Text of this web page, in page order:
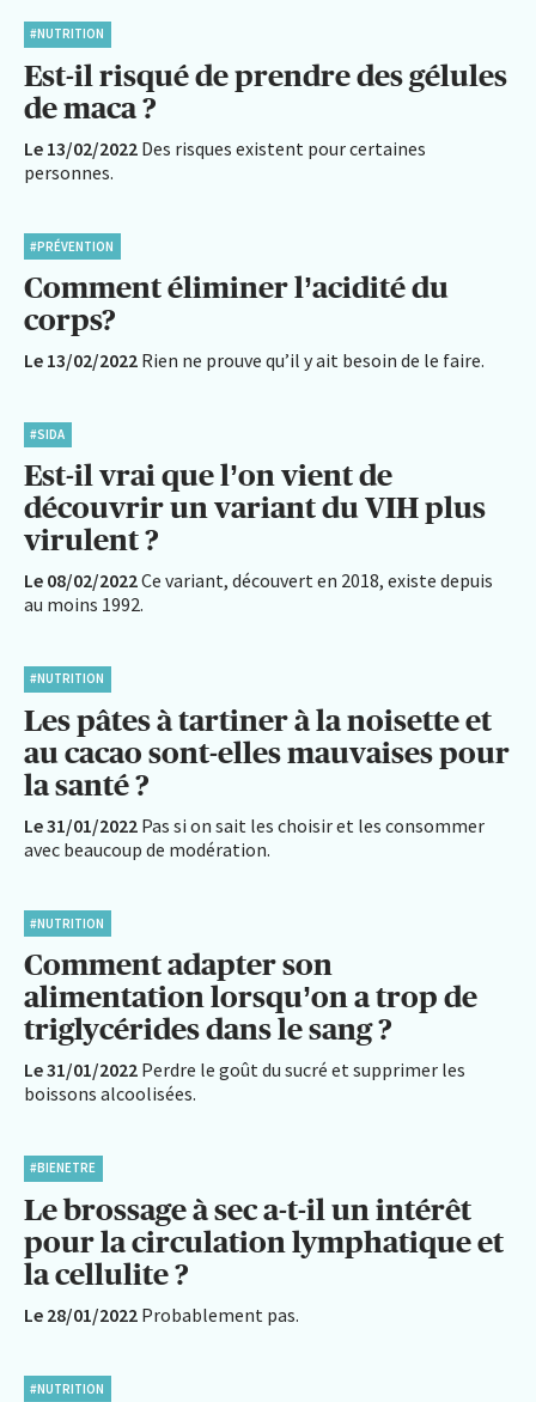
#NUTRITION
Est-il risqué de prendre des gélules
de maca ?
Le 13/02/2022 Des risques existent pour certaines
personnes.
#PRÉVENTION
Comment éliminer l’acidité du
corps?
Le 13/02/2022 Rien ne prouve qu’il y ait besoin de le faire.
#SIDA
Est-il vrai que l’on vient de
découvrir un variant du VIH plus
virulent ?
Le 08/02/2022Ce variant, découvert en 2018, existe depuis
au moins 1992.
#NUTRITION
Les pâtes à tartiner à la noisette et
au cacao sont-elles mauvaises pour
la santé ?
Le 31/01/2022 Pas si on sait les choisir et les consommer
avec beaucoup de modération.
#NUTRITION
Comment adapter son
alimentation lorsqu’on a trop de
triglycérides dans le sang ?
Le 31/01/2022 Perdre le goût du sucré et supprimer les
boissons alcoolisées.
#BIENETRE
Le brossage à sec a-t-il un intérêt
pour la circulation lymphatique et
la cellulite ?
Le 28/01/2022 Probablement pas.
#NUTRITION